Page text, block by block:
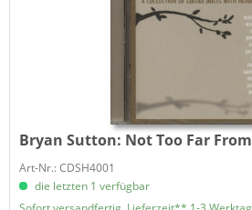
Bryan Sutton: Not Too Far
Art-Nr.: CDSH4001
die letzten 1 verfügbar